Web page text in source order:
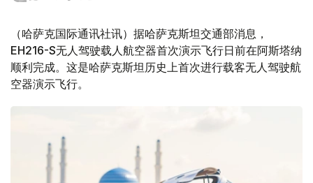
（哈萨克国际通讯社讯）据哈萨克斯坦交通部消息，
EH216-S无人驾驶载人航空器首次演示飞行日前在阿斯塔纳
顺利完成。这是哈萨克斯坦历史上首次进行载客无人驾驶航
空器演示飞行。